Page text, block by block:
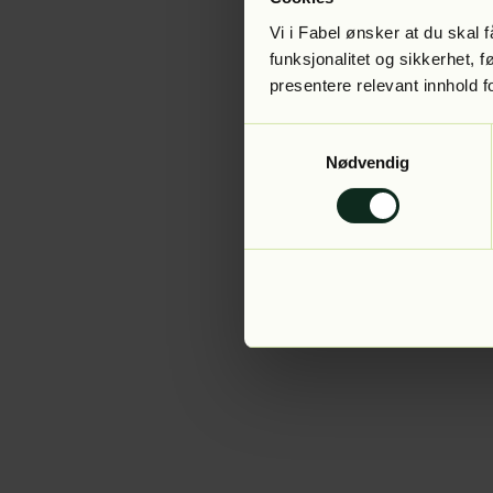
Vi i Fabel ønsker at du skal
funksjonalitet og sikkerhet,
presentere relevant innhold
Nødvendig
Application